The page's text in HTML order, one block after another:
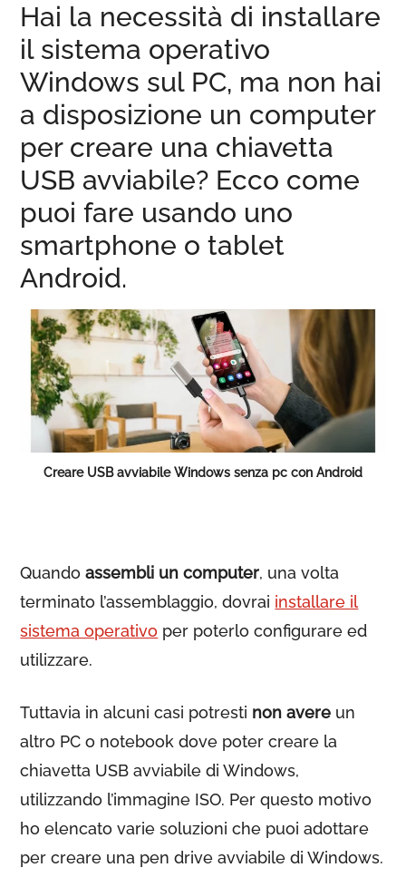
Hai la necessità di installare
il sistema operativo
Windows sul PC, ma non hai
a disposizione un computer
per creare una chiavetta
USB avviabile? Ecco come
puoi fare usando uno
smartphone o tablet
Android.
Creare USB avviabile Windows senza pc con Android
Quandoassembli un computer, una volta
terminato l’assemblaggio, dovrai installare il
sistema operativo per poterlo configurare ed
utilizzare.
Tuttavia in alcuni casi potresti non avere un
altro PC o notebook dove poter creare la
chiavetta USB avviabile di Windows,
utilizzando l’immagine ISO. Per questo motivo
ho elencato varie soluzioni che puoi adottare
per creare una pen drive avviabile di Windows.